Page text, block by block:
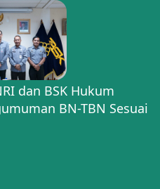
dan BSK Hukum
BN-TBN Sesuai